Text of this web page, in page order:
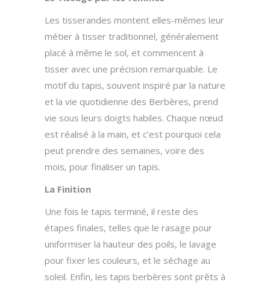
Les tisserandes montent elles-mêmes leur
métier à tisser traditionnel, généralement
placé à même le sol, et commencent à
tisser avec une précision remarquable. Le
motif du tapis, souvent inspiré par la nature
et la vie quotidienne des Berbères, prend
vie sous leurs doigts habiles. Chaque nœud
est réalisé à la main, et c’est pourquoi cela
peut prendre des semaines, voire des
mois, pour finaliser un tapis.
La Finition
Une fois le tapis terminé, il reste des
étapes finales, telles que le rasage pour
uniformiser la hauteur des poils, le lavage
pour fixer les couleurs, et le séchage au
soleil. Enfin, les tapis berbères sont prêts à